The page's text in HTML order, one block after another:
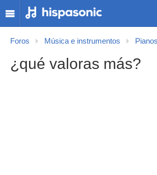
Foros Música e instrumentos
¿qué valoras más?